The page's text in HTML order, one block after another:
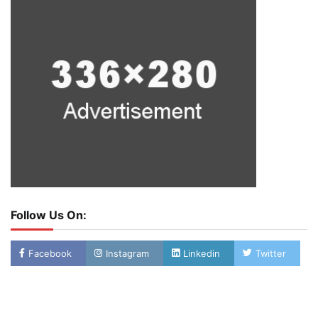
Follow Us On:
Facebook Instagram Linkedin Twitter